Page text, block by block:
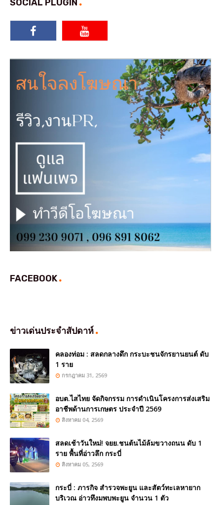
SOCIAL PLUGIN
FACEBOOK
ข่าวเด่นประจำสัปดาห์
คลองท่อม : สลดกลางดึก กระบะชนจักรยานยนต์ ดับ
1 ราย
กรกฎาคม 31, 2569
อบต.ไสไทย จัดกิจกรรม การดำเนินโครงการส่งเสริม
อาชีพด้านการเกษตร ประจำปี 2569
สิงหาคม 04, 2569
สลดเช้าวันใหม่! จยย.ชนต้นไม้ล้มขวางถนน ดับ 1
ราย พื้นที่อ่าวลึก กระบี่
สิงหาคม 05, 2569
กระบี่ : ภารกิจ สำรวจพะยูน และสัตว์ทะเลหายาก
บริเวณ อ่าวทึงมพบพะยูน จำนวน 1 ตัว